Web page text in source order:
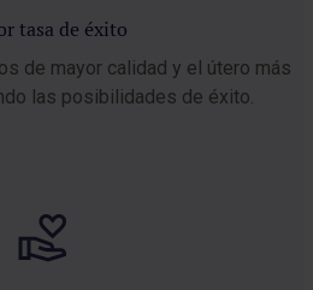
tasa de éxito
de mayor calidad y el útero más
las posibilidades de éxito.